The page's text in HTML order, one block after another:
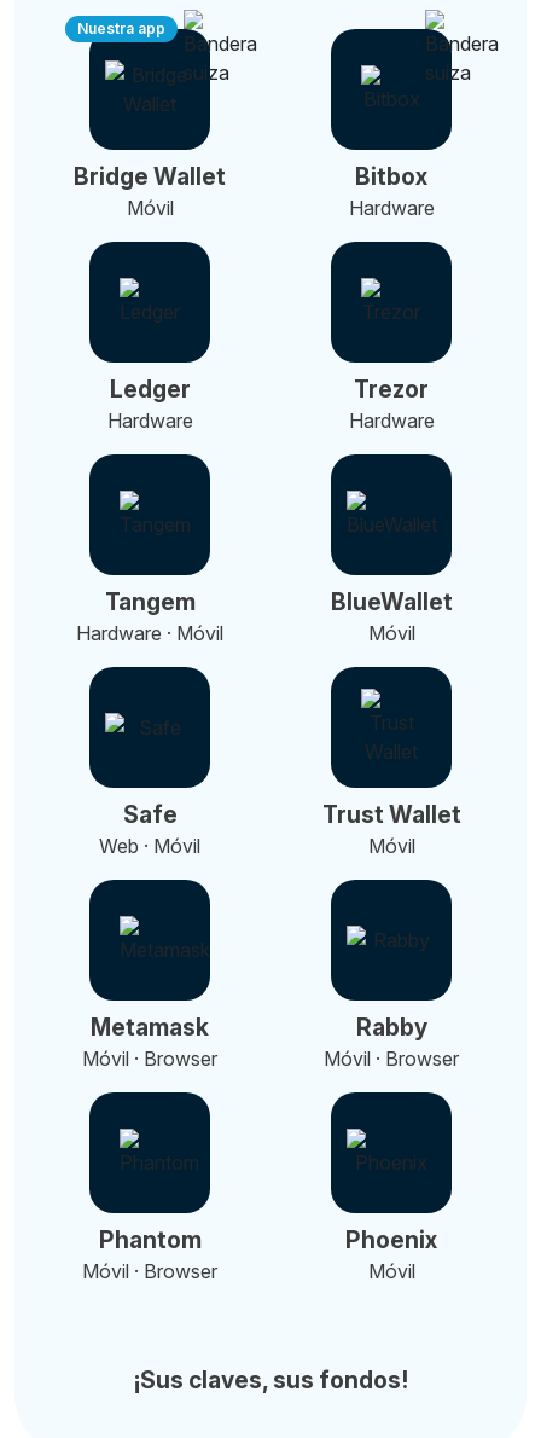
Nuestra app
Bridge Wallet
Móvil
Bitbox
Hardware
Ledger
Hardware
Trezor
Hardware
Tangem
Hardware · Móvil
BlueWallet
Móvil
Safe
Web · Móvil
Trust Wallet
Móvil
Metamask
Móvil · Browser
Rabby
Móvil · Browser
Phantom
Móvil · Browser
Phoenix
Móvil
¡Sus claves, sus fondos!